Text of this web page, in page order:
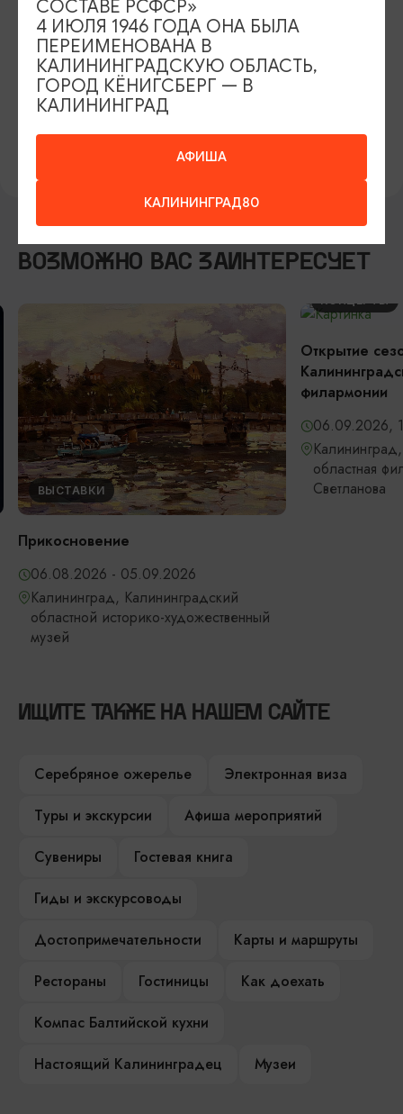
ВОЗРАСТНЫЕ ОГРАНИЧЕНИЯ
https://stekla39.ru/
ВОЗМОЖНО ВАС ЗАИНТЕРЕСУЕТ
ВЫСТАВКИ
Прикосновение
06.08.2026 - 05.09.2026
Калининград, Калининградский
областной историко-художественный
музей
КОНЦЕРТЫ
Открытие
филармонии
06.09.2026,
областная
Светланова
ИЩИТЕ ТАКЖЕ НА НАШЕМ САЙТЕ
Серебряное ожерелье
Электронная виза
Туры и экскурсии
Афиша мероприятий
Сувениры
Гостевая книга
Гиды и экскурсоводы
Достопримечательности
Карты и маршруты
Рестораны
Гостиницы
Как доехать
Компас Балтийской кухни
Настоящий Калининградец
Музеи
АФИША
КАЛИНИНГРАД80
СОСТАВЕ РСФСР»
4 ИЮЛЯ 1946 ГОДА ОНА БЫЛА
ПЕРЕИМЕНОВАНА В
КАЛИНИНГРАДСКУЮ ОБЛАСТЬ,
ГОРОД КЁНИГСБЕРГ — В
КАЛИНИНГРАД